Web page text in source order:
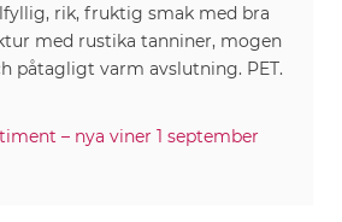
rik, fruktig smak med bra
med rustika tanniner, mogen
påtagligt varm avslutning. PET.
– nya viner 1 september